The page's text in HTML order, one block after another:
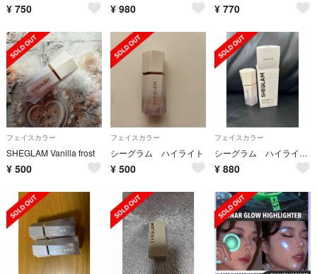
¥ 750 ¥ 980 ¥ 770
フェイスカラー
SHEGLAM Vanilla frost
¥ 500
フェイスカラー
シーグラム ハイライト
¥ 500
フェイスカラー
シーグラム ハイライト
¥ 880